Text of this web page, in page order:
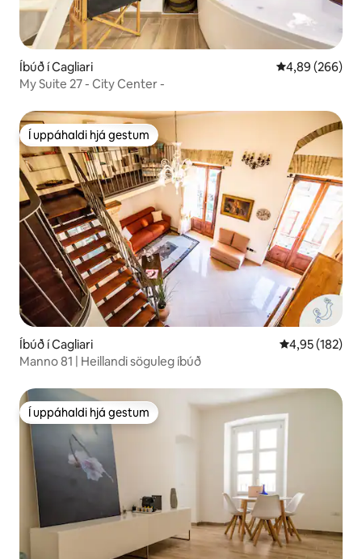
Íbúð í Cagliari 4,89 af 5 í
4,89 (266)
My Suite 27 - City Center -
Í uppáhaldi hjá gestum
Í uppáhaldi hjá gestum
Íbúð í Cagliari 4,95 af 5 í
4,95 (182)
Manno 81 | Heillandi söguleg íbúð
Í uppáhaldi hjá gestum
Í uppáhaldi hjá gestum